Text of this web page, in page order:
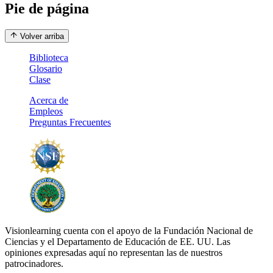
Pie de página
Volver arriba
Biblioteca
Glosario
Clase
Acerca de
Empleos
Preguntas Frecuentes
Visionlearning cuenta con el apoyo de la Fundación Nacional de
Ciencias y el Departamento de Educación de EE. UU. Las
opiniones expresadas aquí no representan las de nuestros
patrocinadores.